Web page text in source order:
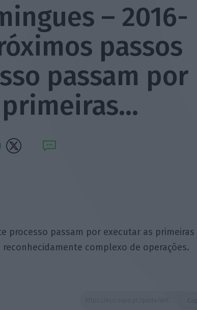
– 2016-
passos
passam por
processo passam por executar as primeiras
complexo de operações.